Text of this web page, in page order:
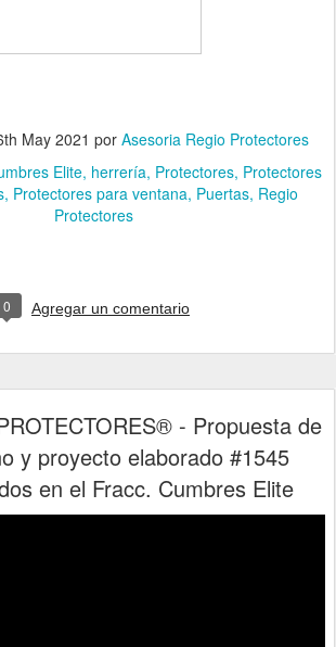
May 2021 por Asesoria Regio Protectores
Elite herrería Protectores Protectores
Protectores para ventana Puertas Regio
Protectores
0 Agregar un comentario
- Propuesta de
y proyecto elaborado #1545
en el Fracc. Cumbres Elite